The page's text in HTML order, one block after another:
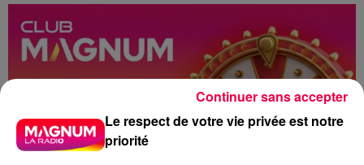
Le respect de votre vie privée est notre
priorité
Continuer sans accepter